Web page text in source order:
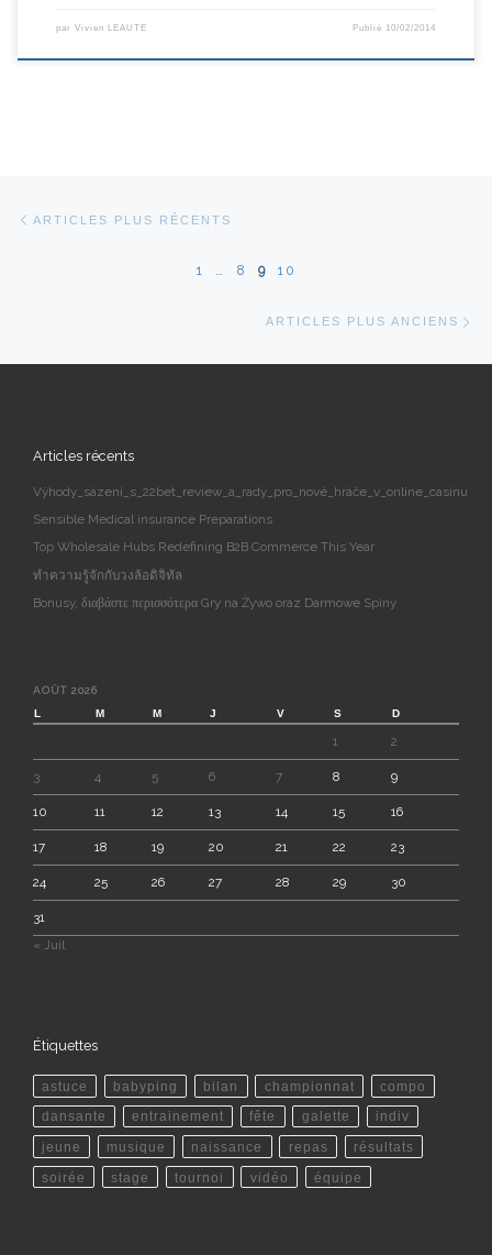
par Vivien LEAUTE Publié 10/02/2014
ARTICLES PLUS RÉCENTS
1 8 9 10
ARTICLES PLUS ANCIENS
Articles récents
Výhody_sázení_s_22bet_review_a_rady_pro_nové_hráče_v_online_casinu
Sensible Medical insurance Preparations
Top Wholesale Hubs Redefining B2B Commerce This Year
ทำความรู้จักกับวงล้อดิจิทัล
Bonusy, διαβάστε περισσότερα Gry na Żywo oraz Darmowe Spiny
AOÛT 2026
L
M M J V S D
1 2
3 4 5 6 7 8 9
10 11 12 13 14 15 16
17 18 19 20 21 22 23
24 25 26 27 28 29 30
31
« Juil
Étiquettes
astuce babyping bilan championnat compo
dansante entrainement fête galette indiv
jeune musique naissance repas résultats
soirée stage tournoi vidéo équipe